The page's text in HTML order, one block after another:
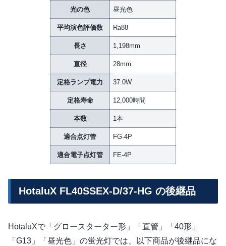
光の色 昼光色
平均演色評価数 Ra88
長さ 1,198mm
直径 28mm
定格ランプ電力 37.0W
定格寿命 12,000時間
本数 1本
適合点灯管 FG-4P
適合電子点灯管 FE-4P
HotaluX FL40SSEX-D/37-HG の後継品
HotaluXで「グロースターター形」「直管」「40形」
「G13」「昼光色」の蛍光灯では、以下商品が後継品にな